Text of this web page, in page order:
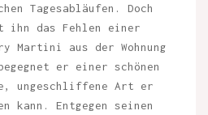
Tagesabläufen. Doch
ihn das Fehlen einer
Martini aus der Wohnung
er einer schönen
ungeschliffene Art er
kann. Entgegen seinen